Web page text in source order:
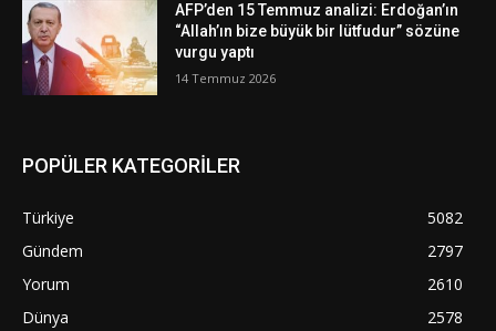
AFP’den 15 Temmuz analizi: Erdoğan’ın
“Allah’ın bize büyük bir lütfudur” sözüne
vurgu yaptı
14 Temmuz 2026
POPÜLER KATEGORİLER
Türkiye
5082
Gündem
2797
Yorum
2610
Dünya
2578